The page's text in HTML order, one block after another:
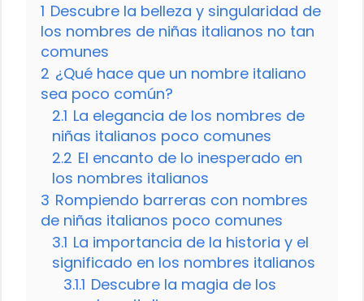
1 Descubre la belleza y singularidad de
los nombres de niñas italianos no tan
comunes
2 ¿Qué hace que un nombre italiano
sea poco común?
2.1 La elegancia de los nombres de
niñas italianos poco comunes
2.2 El encanto de lo inesperado en
los nombres italianos
3 Rompiendo barreras con nombres
de niñas italianos poco comunes
3.1 La importancia de la historia y el
significado en los nombres italianos
3.1.1 Descubre la magia de los